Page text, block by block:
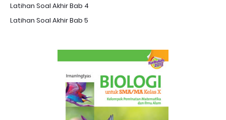
Latihan Soal Akhir Bab 4
Latihan Soal Akhir Bab 5